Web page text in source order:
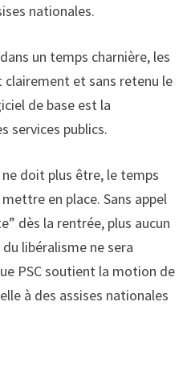
nationales.
un temps charnière, les
et sans retenu le
de base est la
services publics.
doit plus être, le temps
en place. Sans appel
dès la rentrée, plus aucun
libéralisme ne sera
PSC soutient la motion de
à des assises nationales